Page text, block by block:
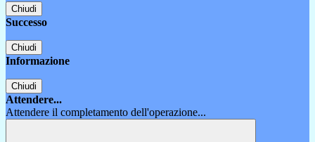
Chiudi
Successo
Chiudi
Informazione
Chiudi
Attendere...
Attendere il completamento dell'operazione...